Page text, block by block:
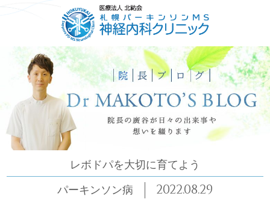
ごあいさつ コンセプト
レボドパを大切に育てよう
パーキンソン病 2022.08.29